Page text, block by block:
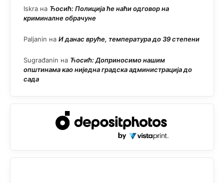
Iskra на Ћосић: Полиција ће наћи одговор на
криминалне обрачуне
Paljanin на И данас вруће, температура до 39 степени
Sugrađanin на Ћосић: Доприносимо нашим
општинама као ниједна градска администрација до
сада